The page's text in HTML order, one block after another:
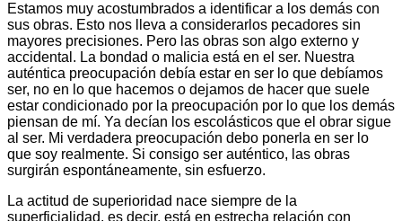
Estamos muy acostumbrados a identificar a los demás con
sus obras. Esto nos lleva a considerarlos pecadores sin
mayores precisiones. Pero las obras son algo externo y
accidental. La bondad o malicia está en el ser. Nuestra
auténtica preocupación debía estar en ser lo que debíamos
ser, no en lo que hacemos o dejamos de hacer que suele
estar condicionado por la preocupación por lo que los demás
piensan de mí. Ya decían los escolásticos que el obrar sigue
al ser. Mi verdadera preocupación debo ponerla en ser lo
que soy realmente. Si consigo ser auténtico, las obras
surgirán espontáneamente, sin esfuerzo.
La actitud de superioridad nace siempre de la
superficialidad, es decir, está en estrecha relación con